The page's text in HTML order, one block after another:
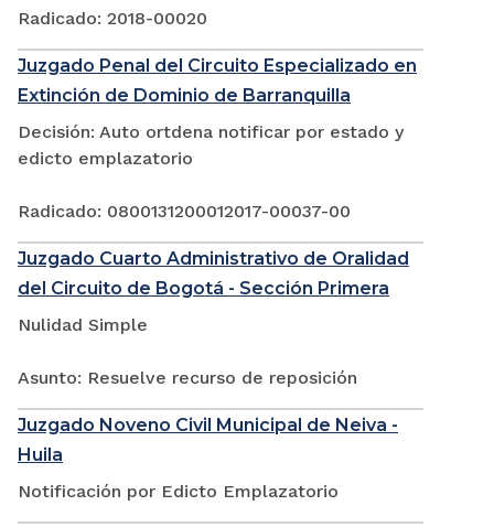
Radicado: 2018-00020
Juzgado Penal del Circuito Especializado en
Extinción de Dominio de Barranquilla
Decisión: Auto ortdena notificar por estado y
edicto emplazatorio
Radicado: 0800131200012017-00037-00
Juzgado Cuarto Administrativo de Oralidad
del Circuito de Bogotá - Sección Primera
Nulidad Simple
Asunto: Resuelve recurso de reposición
Juzgado Noveno Civil Municipal de Neiva -
Huila
Notificación por Edicto Emplazatorio